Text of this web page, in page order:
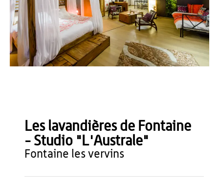
Sylvain Cambon
Les lavandières de Fontaine
- Studio "L'Australe"
fontaine les vervins